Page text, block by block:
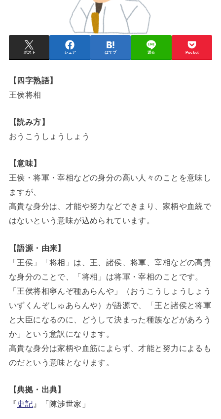
ポスト シェア はてブ 送る Pocket
【四字熟語】
王侯将相
【読み方】
おうこうしょうしょう
【意味】
王侯・将軍・宰相などの身分の高い人々のことを意味し
ますが、
高貴な身分は、才能や努力などできまり、家柄や血統で
はないという意味が込められています。
【語源・由来】
「王侯」「将相」は、王、諸侯、将軍、宰相などの高貴
な身分のことで、「将相」は将軍・宰相のことです。
「王侯将相寧んぞ種あらんや」（おうこうしょうしょう
いずくんぞしゅあらんや）が語源で、「王と諸侯と将軍
と大臣になるのに、どうして決まった種族などがあろう
か」という意訳になります。
高貴な身分は家柄や血筋によらず、才能と努力によるも
のだという意味となります。
【典拠・出典】
『史記 』「陳渉世家」